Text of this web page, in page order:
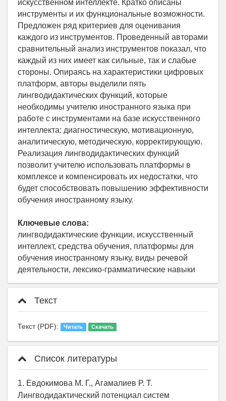
искусственном интеллекте. Кратко описаны
инструменты и их функциональные возможности.
Предложен ряд критериев для оценивания
каждого из инструментов. Проведенный авторами
сравнительный анализ инструментов показал, что
каждый из них имеет как сильные, так и слабые
стороны. Опираясь на характеристики цифровых
платформ, авторы выделили пять
лингводидактических функций, которые
необходимы учителю иностранного языка при
работе с инструментами на базе искусственного
интеллекта: диагностическую, мотивационную,
аналитическую, методическую, корректирующую.
Реализация лингводидактических функций
позволит учителю использовать платформы в
комплексе и компенсировать их недостатки, что
будет способствовать повышению эффективности
обучения иностранному языку.
Ключевые слова:
лингводидактические функции, искусственный
интеллект, средства обучения, платформы для
обучения иностранному языку, виды речевой
деятельности, лексико-грамматические навыки
Текст
Текст (PDF): Читать Скачать
Список литературы
1. Евдокимова М. Г., Агамалиев Р. Т.
Лингводидактический потенциал систем